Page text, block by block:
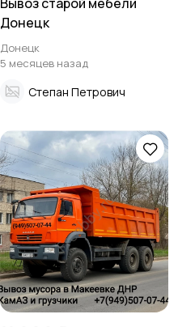
Донецк
Донецк
5 месяцев назад
Степан Петрович